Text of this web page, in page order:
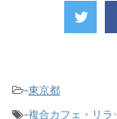
-東京都
-複合カフェ・リラ